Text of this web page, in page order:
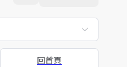
回首頁